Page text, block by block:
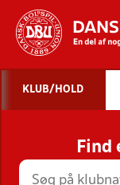
KLUB/HOLD
Find